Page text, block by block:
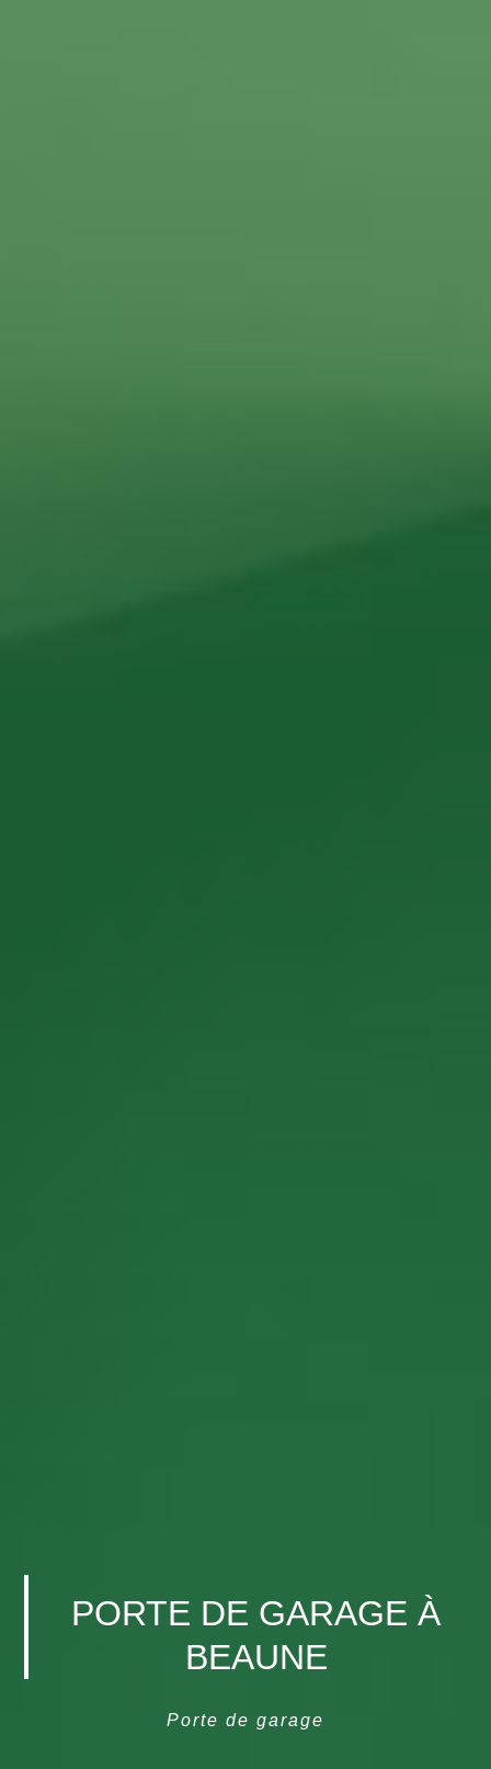
PORTE DE GARAGE À
BEAUNE
Porte de garage